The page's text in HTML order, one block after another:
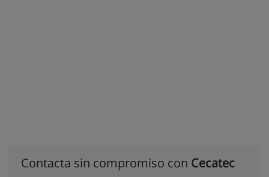
Contacta sin compromiso con Cecatec